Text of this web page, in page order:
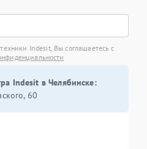
Indesit, Вы соглашаетесь с
Indesit в Челябинске:
60